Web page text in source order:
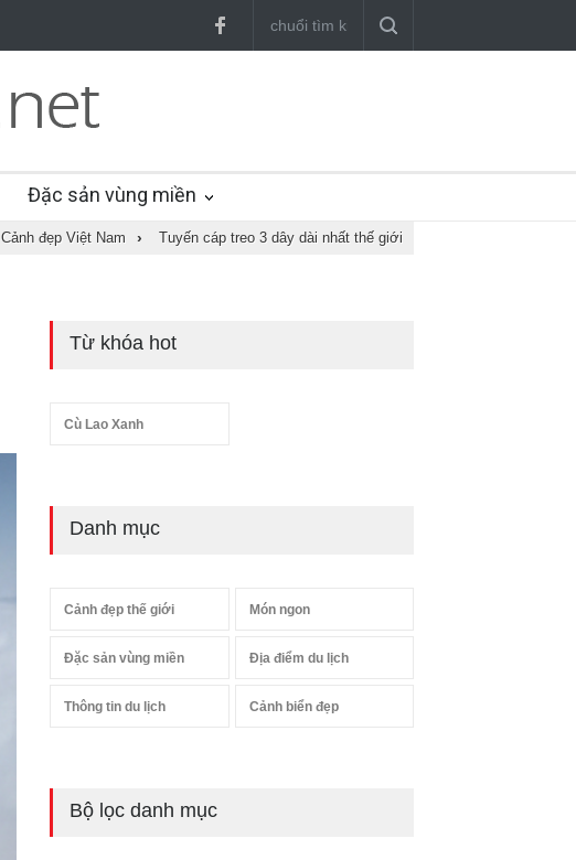
Đặc sản vùng miền
Cảnh đẹp Việt Nam › Tuyến cáp treo 3 dây dài nhất thế giới
Từ khóa hot
Cù Lao Xanh
Danh mục
Cảnh đẹp thế giới Món ngon
Đặc sản vùng miền Địa điểm du lịch
Thông tin du lịch Cảnh biển đẹp
Bộ lọc danh mục